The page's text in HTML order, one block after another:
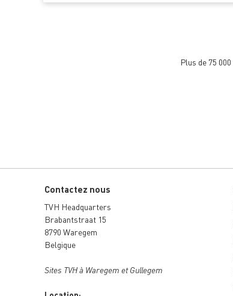
Plus de 75
Contactez nous
TVH Headquarters
Brabantstraat 15
8790 Waregem
Belgique
Sites TVH à Waregem et Gullegem